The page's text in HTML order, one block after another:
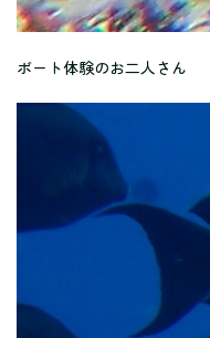
ボート体験のお二人さん